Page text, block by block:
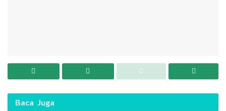
Baca Juga